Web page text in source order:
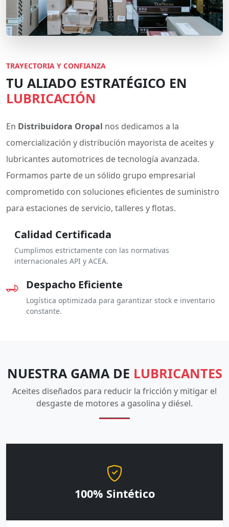
TRAYECTORIA Y CONFIANZA
TU ALIADO ESTRATÉGICO EN
LUBRICACIÓN
En Distribuidora Oropal nos dedicamos a la
comercialización y distribución mayorista de aceites y
lubricantes automotrices de tecnología avanzada.
Formamos parte de un sólido grupo empresarial
comprometido con soluciones eficientes de suministro
para estaciones de servicio, talleres y flotas.
Calidad Certificada
Cumplimos estrictamente con las normativas
internacionales API y ACEA.
Despacho Eficiente
Logística optimizada para garantizar stock e inventario
constante.
NUESTRA GAMA DE LUBRICANTES
Aceites diseñados para reducir la fricción y mitigar el
desgaste de motores a gasolina y diésel.
100% Sintético